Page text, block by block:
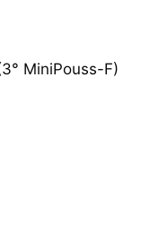
MiniPouss-F)